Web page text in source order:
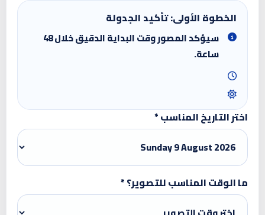
الخطوة الأولى: تأكيد الجدولة
سيؤكد المصور وقت البداية الدقيق خلال 48
ساعة.
اختر التاريخ المناسب *
ما الوقت المناسب للتصوير؟ *